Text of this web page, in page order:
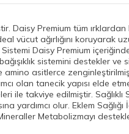
Daisy Premium tüm
vücut ağırlığını koruyarak
Daisy Premium
sistemini destekler ve
amino asitlerce
olan tanecik yapısı elde
takviye edilmiştir. Sağlıklı
yardımcı olur. Eklem
Metabolizmayı